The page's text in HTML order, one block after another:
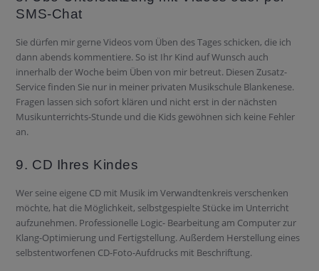
SMS-Chat
Sie dürfen mir gerne Videos vom Üben des Tages schicken, die ich
dann abends kommentiere. So ist Ihr Kind auf Wunsch auch
innerhalb der Woche beim Üben von mir betreut. Diesen Zusatz-
Service finden Sie nur in meiner privaten Musikschule Blankenese.
Fragen lassen sich sofort klären und nicht erst in der nächsten
Musikunterrichts-Stunde und die Kids gewöhnen sich keine Fehler
an.
9. CD Ihres Kindes
Wer seine eigene CD mit Musik im Verwandtenkreis verschenken
möchte, hat die Möglichkeit, selbstgespielte Stücke im Unterricht
aufzunehmen. Professionelle Logic- Bearbeitung am Computer zur
Klang-Optimierung und Fertigstellung. Außerdem Herstellung eines
selbstentworfenen CD-Foto-Aufdrucks mit Beschriftung.